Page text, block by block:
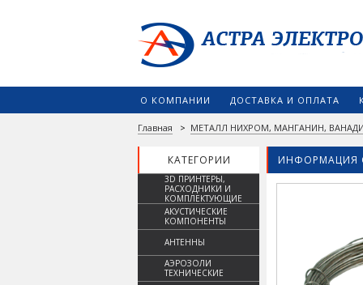
О КОМПАНИИ ДОСТАВКА И ОПЛАТА
Главная > МЕТАЛЛ НИХРОМ, МАНГАНИН,
КАТЕГОРИИ ИНФОРМАЦИЯ
3D ПРИНТЕРЫ,
РАСХОДНИКИ И
КОМПЛЕКТУЮЩИЕ
АКУСТИЧЕСКИЕ
КОМПОНЕНТЫ
АНТЕННЫ
АЭРОЗОЛИ
ТЕХНИЧЕСКИЕ